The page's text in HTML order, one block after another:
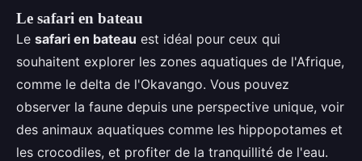
Le safari en bateau
Le safari en bateau est idéal pour ceux qui
souhaitent explorer les zones aquatiques de l'Afrique,
comme le delta de l'Okavango. Vous pouvez
observer la faune depuis une perspective unique, voir
des animaux aquatiques comme les hippopotames et
les crocodiles, et profiter de la tranquillité de l'eau.